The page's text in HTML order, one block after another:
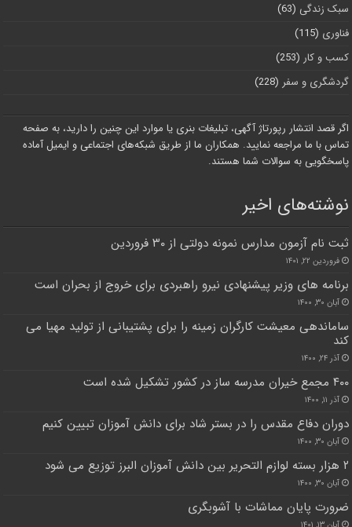
سبک زندگی (63)
فناوری (115)
کسب و کار (253)
گردشگری و سفر (228)
اگر قصد انتشار رپورتاژ آگهی، تبلیغات بنری یا موارد این چنین را دارید، به صفحه
تماس با ما مراجعه نمایید. همکاران ما از طریق شبکه‌های اجتماعی و ایمیل آماده
پاسخگویی به سوالات شما هستند.
نوشته‌های اخیر
ثبت نام آزمون مدارس نمونه دولتی از ۳۰ فروردین
فروردین ۲۲, ۱۴۰۱
برنامه های وزیر پیشنهادی نیرو راهبردی برای خروج از بحران است
آبان ۳۰, ۱۴۰۰
ساماندهی معیشت کارگران زمینه را برای پشتیبانی از تولید مهیا می
کند
آذر ۲۴, ۱۴۰۰
۴۰۰ مجمع خیران مدرسه ساز در کشور تشکیل شده است
آذر ۱۱, ۱۴۰۰
دوران دفاع مقدس را در بستر شاد برای دانش آموزان تبیین کنیم
آبان ۳۰, ۱۴۰۰
۲ هزار بسته لوازم التحریر بین دانش آموزان البرز توزیع می شود
آبان ۳۰, ۱۴۰۰
ضرورت پایان مماشات با آشوبگری